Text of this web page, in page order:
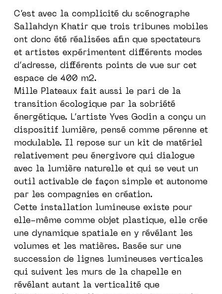
C’est avec la complicité du scénographe
Sallahdyn Khatir que trois tribunes mobiles
ont donc été réalisées afin que spectateurs
et artistes expérimentent différents modes
d’adresse, différents points de vue sur cet
espace de 400 m2.
Mille Plateaux fait aussi le pari de la
transition écologique par la sobriété
énergétique. L’artiste Yves Godin a conçu un
dispositif lumière, pensé comme pérenne et
modulable. Il repose sur un kit de matériel
relativement peu énergivore qui dialogue
avec la lumière naturelle et qui se veut un
outil activable de façon simple et autonome
par les compagnies en création.
Cette installation lumineuse existe pour
elle-même comme objet plastique, elle crée
une dynamique spatiale en y révélant les
volumes et les matières. Basée sur une
succession de lignes lumineuses verticales
qui suivent les murs de la chapelle en
révélant autant la verticalité que